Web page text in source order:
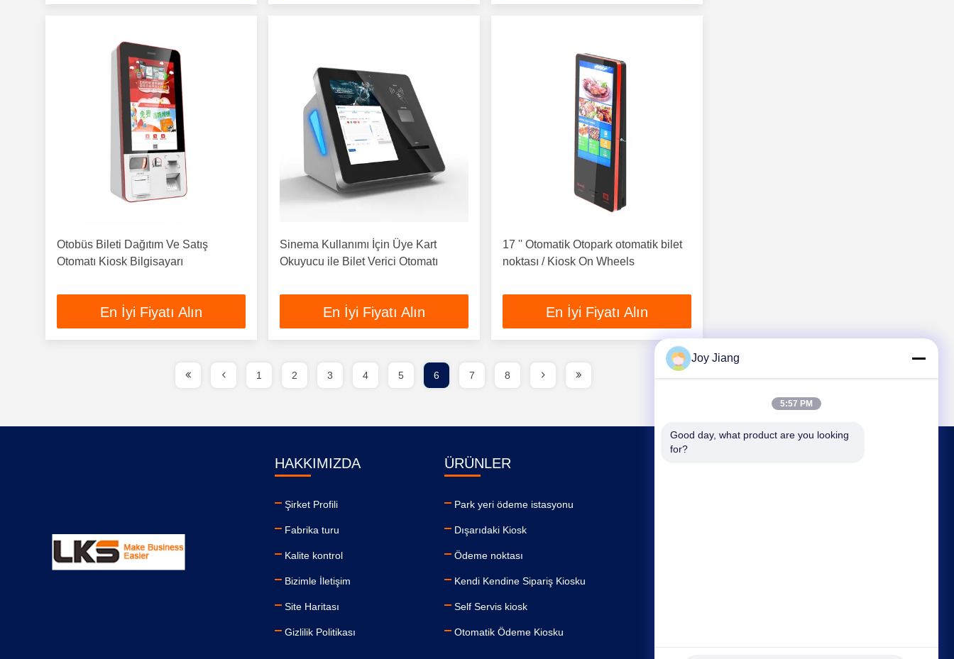
Otobüs Bileti Dağıtım Ve Satış
Otomatı Kiosk Bilgisayarı
En İyi Fiyatı Alın
Sinema Kullanımı İçin Üye Kart
Okuyucu ile Bilet Verici Otomatı
En İyi Fiyatı Alın
17 '' Otomatik Otopark otomatik bilet
noktası / Kiosk On Wheels
En İyi Fiyatı Alın
1 2 3 4 5 6 7 8
HAKKIMIZDA
Şirket Profili
Fabrika turu
Kalite kontrol
Bizimle İletişim
Site Haritası
Gizlilik Politikası
ÜRÜNLER
Park yeri ödeme istasyonu
Dışarıdaki Kiosk
Ödeme noktası
Kendi Kendine Sipariş Kiosku
Self Servis kiosk
Otomatik Ödeme Kiosku
Joy Jiang
5:57 PM
Good day, what product are you looking
for?